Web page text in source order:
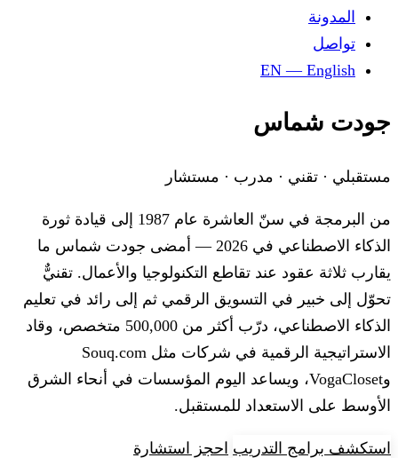
المدونة
تواصل
EN — English
جودت شماس
مستقبلي · تقني · مدرب · مستشار
من البرمجة في سنّ العاشرة عام 1987 إلى قيادة ثورة
الذكاء الاصطناعي في 2026 — أمضى جودت شماس ما
يقارب ثلاثة عقود عند تقاطع التكنولوجيا والأعمال. تقنيٌّ
تحوّل إلى خبير في التسويق الرقمي ثم إلى رائد في تعليم
الذكاء الاصطناعي، درّب أكثر من 500,000 متخصص، وقاد
الاستراتيجية الرقمية في شركات مثل Souq.com
وVogaCloset، ويساعد اليوم المؤسسات في أنحاء الشرق
الأوسط على الاستعداد للمستقبل.
استكشف برامج التدريب احجز استشارة